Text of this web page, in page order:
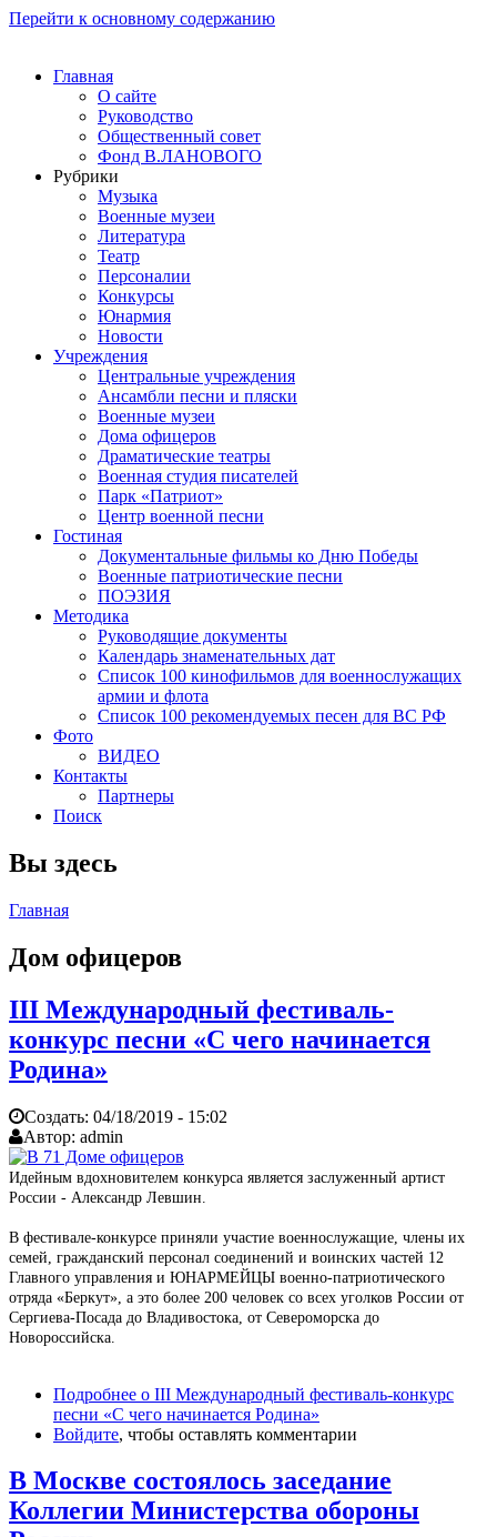
Перейти к основному содержанию
Главная
О сайте
Руководство
Общественный совет
Фонд В.ЛАНОВОГО
Рубрики
Музыка
Военные музеи
Литература
Театр
Персоналии
Конкурсы
Юнармия
Новости
Учреждения
Центральные учреждения
Ансамбли песни и пляски
Военные музеи
Дома офицеров
Драматические театры
Военная студия писателей
Парк «Патриот»
Центр военной песни
Гостиная
Документальные фильмы ко Дню Победы
Военные патриотические песни
ПОЭЗИЯ
Методика
Руководящие документы
Календарь знаменательных дат
Список 100 кинофильмов для военнослужащих
армии и флота
Список 100 рекомендуемых песен для ВС РФ
Фото
ВИДЕО
Контакты
Партнеры
Поиск
Вы здесь
Главная
Дом офицеров
III Международный фестиваль-
конкурс песни «С чего начинается
Родина»
Создать: 04/18/2019 - 15:02
Автор: admin
Идейным вдохновителем конкурса является заслуженный артист
России - Александр Левшин.
В фестивале-конкурсе приняли участие военнослужащие, члены их
семей, гражданский персонал соединений и воинских частей 12
Главного управления и ЮНАРМЕЙЦЫ военно-патриотического
отряда «Беркут», а это более 200 человек со всех уголков России от
Сергиева-Посада до Владивостока, от Североморска до
Новороссийска.
Подробнее о III Международный фестиваль-конкурс
песни «С чего начинается Родина»
Войдите, чтобы оставлять комментарии
В Москве состоялось заседание
Коллегии Министерства обороны